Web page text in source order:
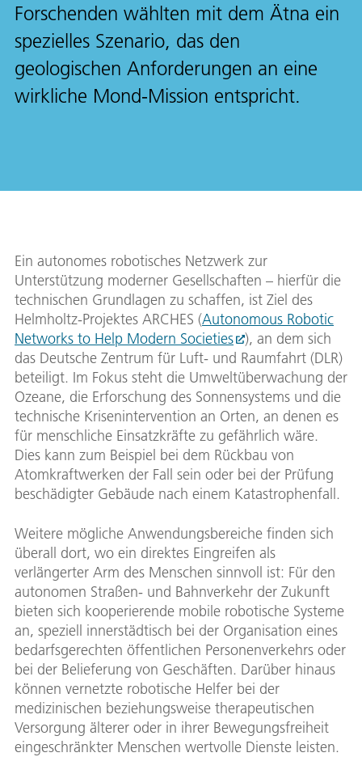
Forschenden wählten mit dem Ätna ein
spezielles Szenario, das den
geologischen Anforderungen an eine
wirkliche Mond-Mission entspricht.
Ein autonomes robotisches Netzwerk zur
Unterstützung moderner Gesellschaften – hierfür die
technischen Grundlagen zu schaffen, ist Ziel des
Helmholtz-Projektes ARCHES (Autonomous Robotic
Networks to Help Modern Societies
), an dem sich
das Deutsche Zentrum für Luft- und Raumfahrt (DLR)
beteiligt. Im Fokus steht die Umweltüberwachung der
Ozeane, die Erforschung des Sonnensystems und die
technische Krisenintervention an Orten, an denen es
für menschliche Einsatzkräfte zu gefährlich wäre.
Dies kann zum Beispiel bei dem Rückbau von
Atomkraftwerken der Fall sein oder bei der Prüfung
beschädigter Gebäude nach einem Katastrophenfall.
Weitere mögliche Anwendungsbereiche finden sich
überall dort, wo ein direktes Eingreifen als
verlängerter Arm des Menschen sinnvoll ist: Für den
autonomen Straßen- und Bahnverkehr der Zukunft
bieten sich kooperierende mobile robotische Systeme
an, speziell innerstädtisch bei der Organisation eines
bedarfsgerechten öffentlichen Personenverkehrs oder
bei der Belieferung von Geschäften. Darüber hinaus
können vernetzte robotische Helfer bei der
medizinischen beziehungsweise therapeutischen
Versorgung älterer oder in ihrer Bewegungsfreiheit
eingeschränkter Menschen wertvolle Dienste leisten.